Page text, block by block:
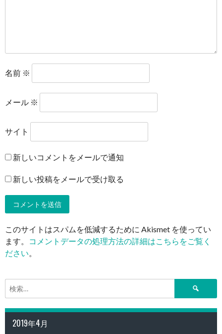
名前 ※
メール ※
サイト
新しいコメントをメールで通知
新しい投稿をメールで受け取る
このサイトはスパムを低減するために Akismet を使ってい
ます。
コメントデータの処理方法の詳細はこちらをご覧く
ださい。
2019年4月